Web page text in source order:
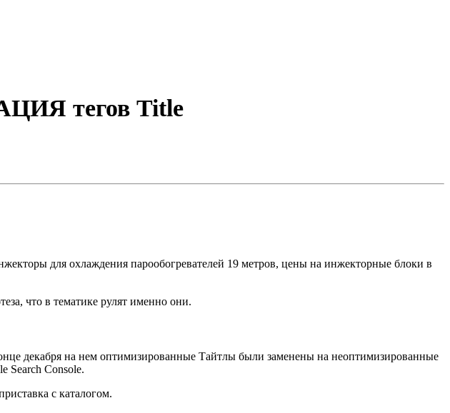
тегов Title
для охлаждения парообогревателей 19 метров, цены на инжекторные блоки в
что в тематике рулят именно они.
декабря на нем оптимизированные Тайтлы были заменены на неоптимизированные
Search Console.
с каталогом.